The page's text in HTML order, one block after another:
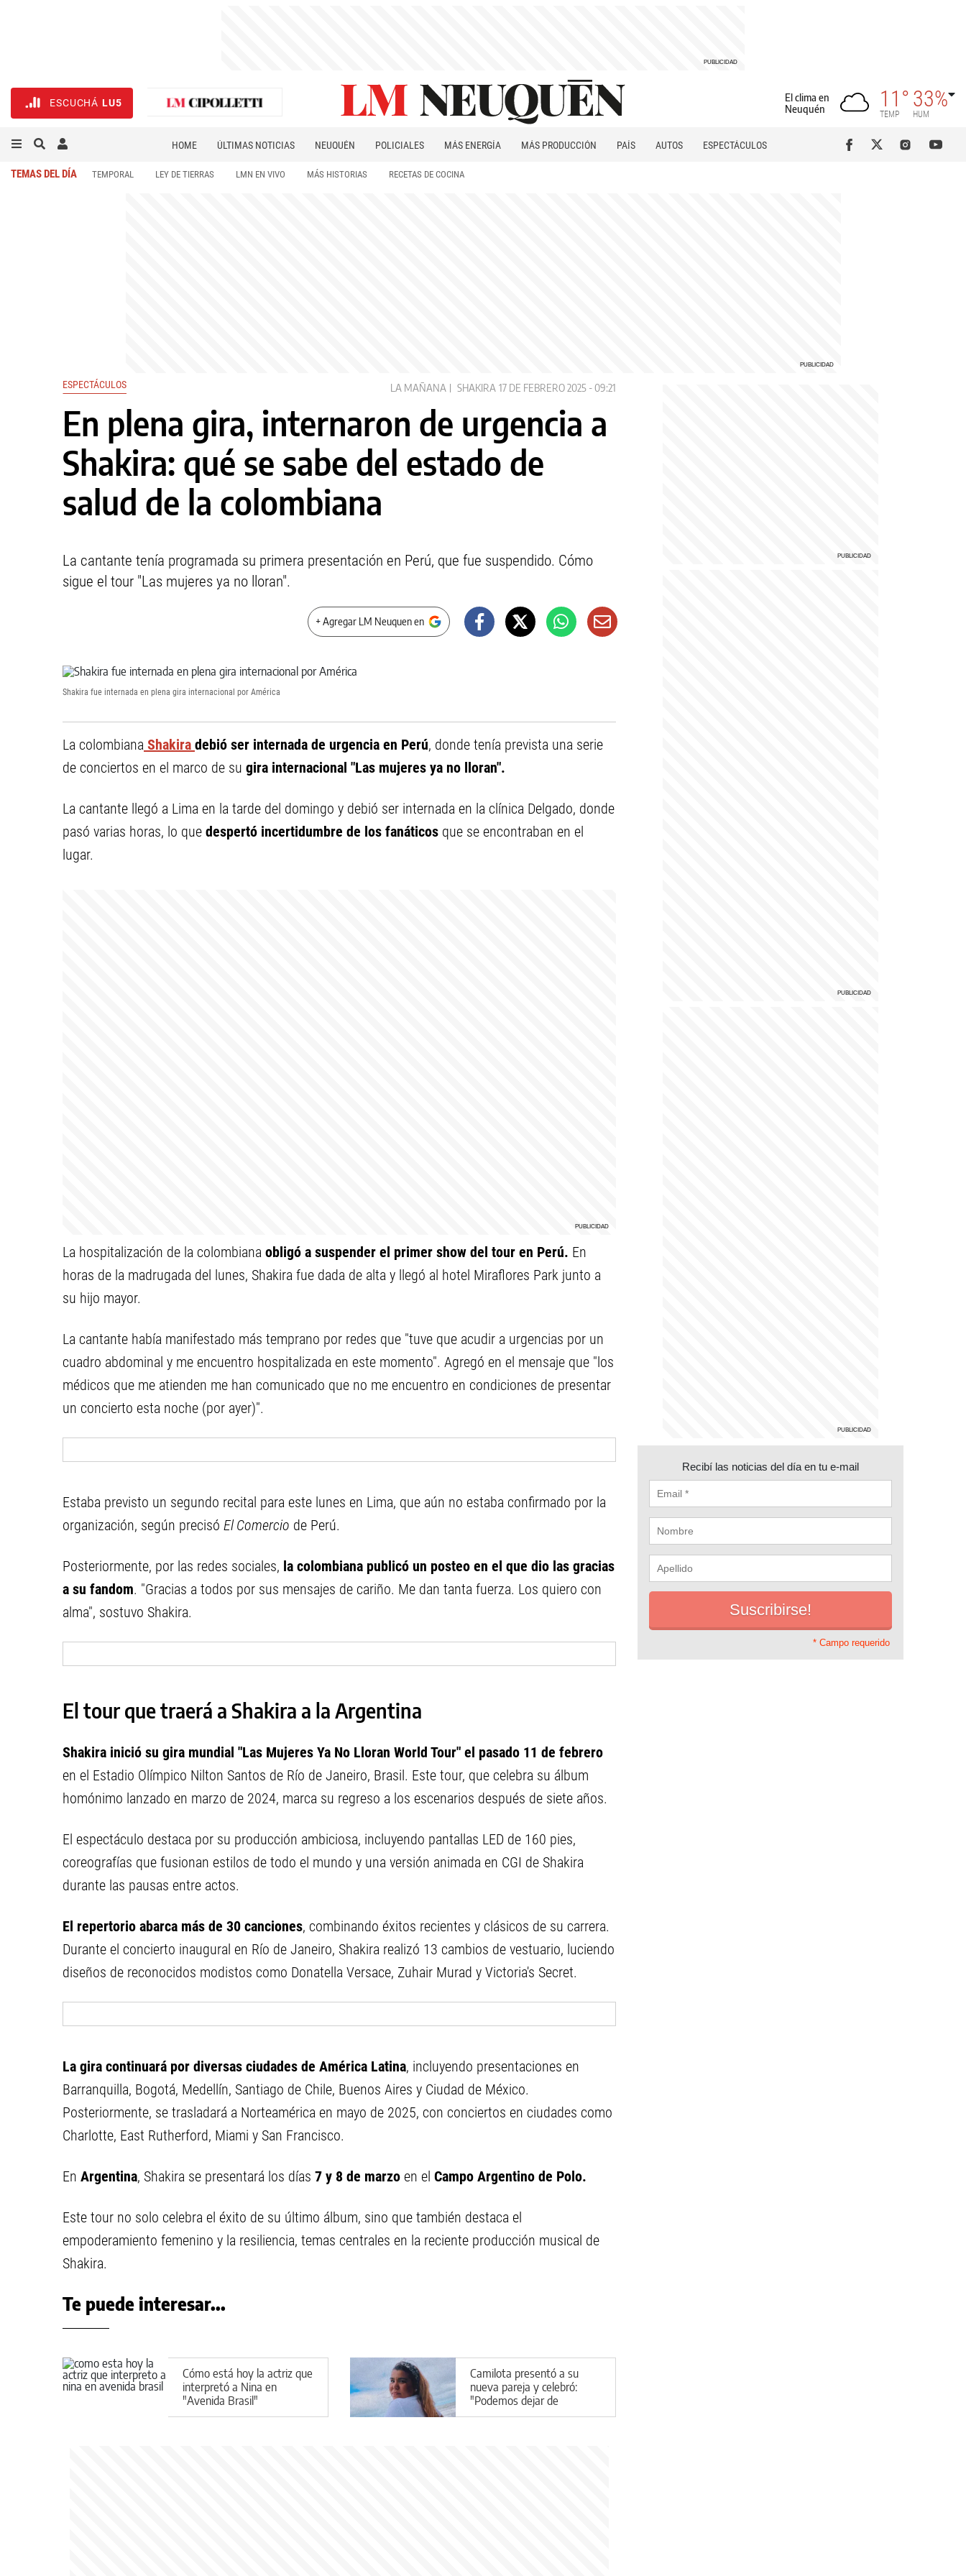
ESCUCHÁ LU5
El clima en
Neuquén
11°
TEMP
33%
HUM
HOME ÚLTIMAS NOTICIAS NEUQUÉN POLICIALES MÁS ENERGÍA MÁS PRODUCCIÓN PAÍS AUTOS
ESPECTÁCULOS
TEMAS DEL DÍA TEMPORAL LEY DE TIERRAS LMN EN VIVO MÁS HISTORIAS RECETAS DE COCINA
ESPECTÁCULOS LA MAÑANA SHAKIRA 17 DE FEBRERO 2025 - 09:21
En plena gira, internaron de urgencia a
Shakira: qué se sabe del estado de
salud de la colombiana
La cantante tenía programada su primera presentación en Perú, que fue suspendido. Cómo
sigue el tour "Las mujeres ya no lloran".
+ Agregar LM Neuquen en
Shakira fue internada en plena gira internacional por América
La colombiana Shakira debió ser internada de urgencia en Perú, donde tenía prevista una serie
de conciertos en el marco de su gira internacional "Las mujeres ya no lloran".
La cantante llegó a Lima en la tarde del domingo y debió ser internada en la clínica Delgado, donde
pasó varias horas, lo que despertó incertidumbre de los fanáticos que se encontraban en el
lugar.
La hospitalización de la colombiana obligó a suspender el primer show del tour en Perú. En
horas de la madrugada del lunes, Shakira fue dada de alta y llegó al hotel Miraflores Park junto a
su hijo mayor.
La cantante había manifestado más temprano por redes que "tuve que acudir a urgencias por un
cuadro abdominal y me encuentro hospitalizada en este momento". Agregó en el mensaje que "los
médicos que me atienden me han comunicado que no me encuentro en condiciones de presentar
un concierto esta noche (por ayer)".
Estaba previsto un segundo recital para este lunes en Lima, que aún no estaba confirmado por la
organización, según precisó El Comercio de Perú.
Posteriormente, por las redes sociales, la colombiana publicó un posteo en el que dio las gracias
a su fandom. "Gracias a todos por sus mensajes de cariño. Me dan tanta fuerza. Los quiero con
alma", sostuvo Shakira.
El tour que traerá a Shakira a la Argentina
Shakira inició su gira mundial "Las Mujeres Ya No Lloran World Tour" el pasado 11 de febrero
en el Estadio Olímpico Nilton Santos de Río de Janeiro, Brasil. Este tour, que celebra su álbum
homónimo lanzado en marzo de 2024, marca su regreso a los escenarios después de siete años.
El espectáculo destaca por su producción ambiciosa, incluyendo pantallas LED de 160 pies,
coreografías que fusionan estilos de todo el mundo y una versión animada en CGI de Shakira
durante las pausas entre actos.
El repertorio abarca más de 30 canciones, combinando éxitos recientes y clásicos de su carrera.
Durante el concierto inaugural en Río de Janeiro, Shakira realizó 13 cambios de vestuario, luciendo
diseños de reconocidos modistos como Donatella Versace, Zuhair Murad y Victoria's Secret.
La gira continuará por diversas ciudades de América Latina, incluyendo presentaciones en
Barranquilla, Bogotá, Medellín, Santiago de Chile, Buenos Aires y Ciudad de México.
Posteriormente, se trasladará a Norteamérica en mayo de 2025, con conciertos en ciudades como
Charlotte, East Rutherford, Miami y San Francisco.
En Argentina, Shakira se presentará los días 7 y 8 de marzo en el Campo Argentino de Polo.
Este tour no solo celebra el éxito de su último álbum, sino que también destaca el
empoderamiento femenino y la resiliencia, temas centrales en la reciente producción musical de
Shakira.
Te puede interesar...
Cómo está hoy la actriz que
interpretó a Nina en
"Avenida Brasil"
Camilota presentó a su
nueva pareja y celebró:
"Podemos dejar de
escondernos"
Recibí las noticias del día en tu e-mail
* Campo requerido